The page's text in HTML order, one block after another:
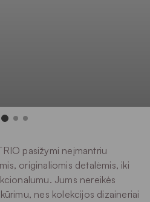
pasižymi neįmantriu
originaliomis detalėmis, iki
Jums nereikės
nes kolekcijos dizaineriai